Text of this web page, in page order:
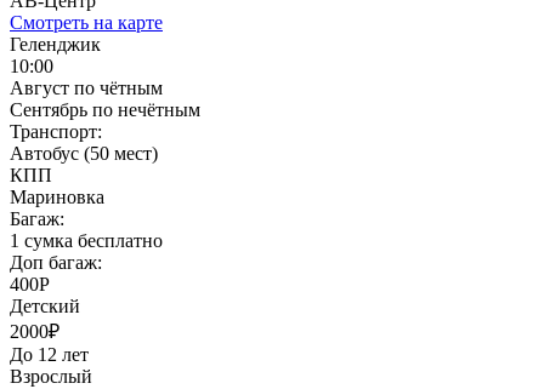
Смотреть на карте
Геленджик
10:00
Август по чётным
Сентябрь по нечётным
Транспорт:
Автобус (50 мест)
КПП
Мариновка
Багаж:
1 сумка бесплатно
Доп багаж:
400Р
Детский
2000₽
До 12 лет
Взрослый